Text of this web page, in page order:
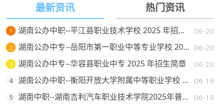
最新资讯 热门资讯
1 06-20
湖南公办中职--平江县职业技术学校 2025 年招生简章
2 06-20
湖南公办中专--岳阳市第一职业中等专业学校 2025 年招生简章
3 06-20
湖南公办中专--华容县职业中专 2025 年招生简章
4 06-19
湖南公办中职--衡阳开放大学附属中等职业学校 2025 年招生简章
5 06-19
湖南中职--湖南吉利汽车职业技术学院2025年普通高校招生章程